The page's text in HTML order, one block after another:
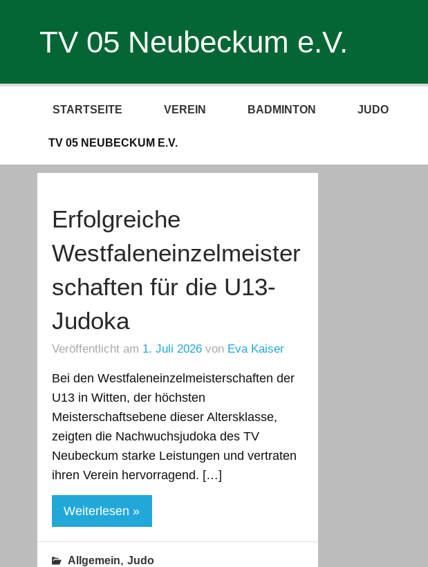
TV 05 Neubeckum e.V.
STARTSEITE VEREIN BADMINTON JUDO
TV 05 NEUBECKUM E.V.
Erfolgreiche
Westfaleneinzelmeister
schaften für die U13-
Judoka
Veröffentlicht am 1. Juli 2026von Eva Kaiser
Bei den Westfaleneinzelmeisterschaften der
U13 in Witten, der höchsten
Meisterschaftsebene dieser Altersklasse,
zeigten die Nachwuchsjudoka des TV
Neubeckum starke Leistungen und vertraten
ihren Verein hervorragend. […]
Weiterlesen »
Allgemein,Judo